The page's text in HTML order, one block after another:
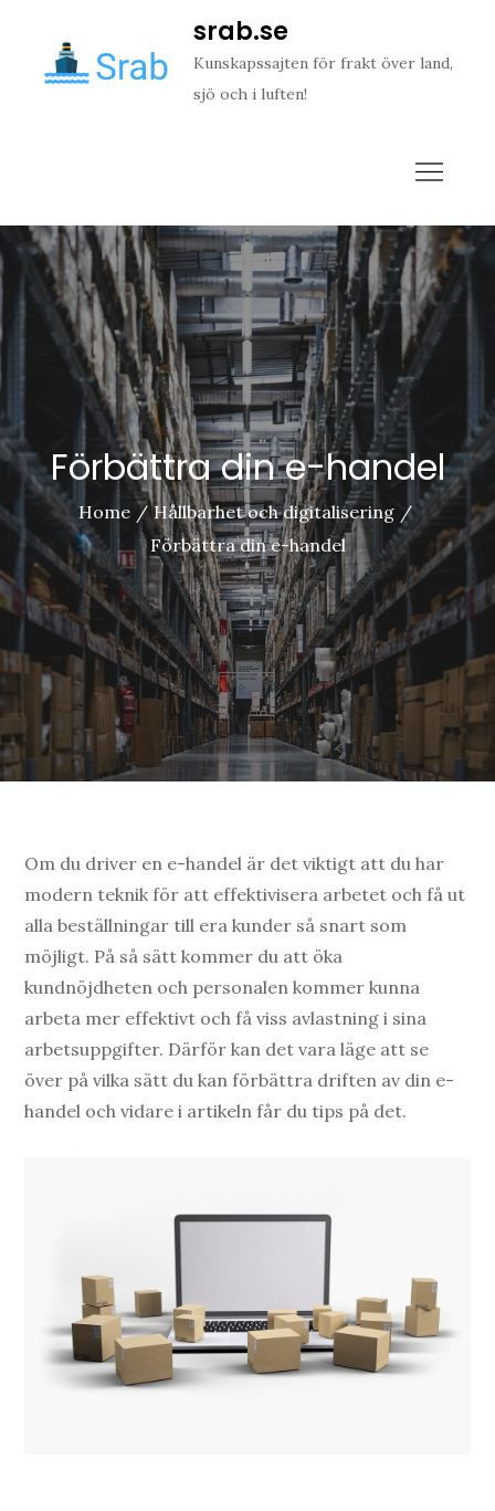
content
srab.se
Kunskapssajten för frakt över land,
sjö och i luften!
Förbättra din e-handel
Home
Hållbarhet och digitalisering
Förbättra din e-handel
Om du driver en e-handel är det viktigt att du har
modern teknik för att effektivisera arbetet och få ut
alla beställningar till era kunder så snart som
möjligt. På så sätt kommer du att öka
kundnöjdheten och personalen kommer kunna
arbeta mer effektivt och få viss avlastning i sina
arbetsuppgifter. Därför kan det vara läge att se
över på vilka sätt du kan förbättra driften av din e-
handel och vidare i artikeln får du tips på det.